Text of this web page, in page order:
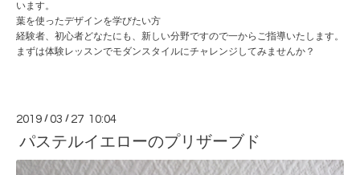
います。
葉を使ったデザインを学びたい方
経験者、初心者どなたにも、新しい分野ですので一からご指導いたします。
まずは体験レッスンでモダンスタイルにチャレンジしてみませんか？
2019 /03 / 27 10:04
パステルイエローのプリザーブド